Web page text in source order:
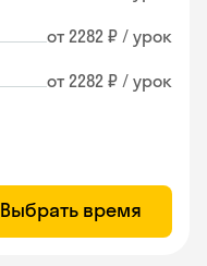
от 2282 ₽ / урок
от 2282 ₽ / урок
Выбрать время